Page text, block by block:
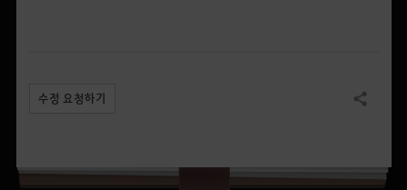
수정 요청하기 공유하기